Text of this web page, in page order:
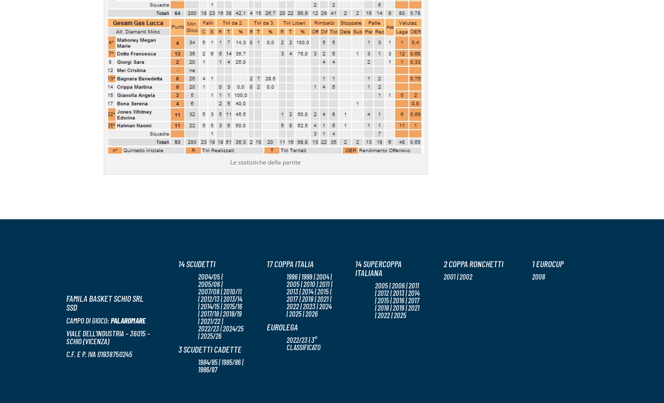
Le statistiche della partite
FAMILA BASKET SCHIO SRL
SSD
CAMPO DI GIOCO:PALAROMARE
VIALE DELL’INDUSTRIA – 36015 –
SCHIO (VICENZA)
C.F. E P. IVA 01938750245
14 SCUDETTI
2004/05 |
2005/06 |
2007/08 | 2010/11
| 2012/13 | 2013/14
| 2014/15 | 2015/16
| 2017/18 | 2018/19
| 2021/22 |
2022/23 | 2024/25
| 2025/26
3 SCUDETTI CADETTE
1984/85 | 1985/86 |
1986/87
17 COPPA ITALIA
1996 | 1999 | 2004 |
2005 | 2010 | 2011 |
2013 | 2014 | 2015 |
2017 | 2018 | 2021 |
2022 | 2023 | 2024
| 2025 | 2026
EUROLEGA
2022/23 | 3°
CLASSIFICATO
14 SUPERCOPPA
ITALIANA
2005 | 2006 | 2011
| 2012 | 2013 | 2014
| 2015 | 2016 | 2017
| 2018 | 2019 | 2021
| 2022 | 2025
2 COPPA RONCHETTI
2001 | 2002
1 EUROCUP
2008